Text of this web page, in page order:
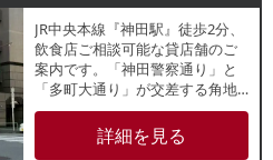
JR中央本線『神田駅』徒歩2分、
飲食店ご相談可能な貸店舗のご
案内です。「神田警察通り」と
「多町大通り」が交差する角地
に面しているため視認性良好！
看板設置個数が多数あるため広
告効果があり、集客に期待でき
詳細を見る